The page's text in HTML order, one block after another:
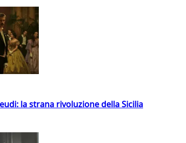
la strana rivoluzione della Sicilia